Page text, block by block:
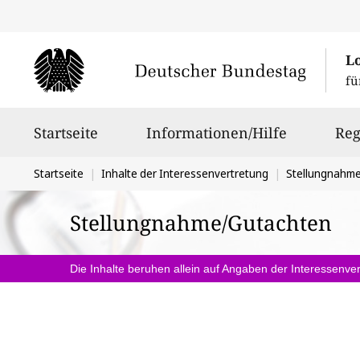
Startseite Informationen/Hilfe
Sie
befinden
sich
hier:
Startseite Inhalte der Interessenvertretung
Stellungnahme/Gutachten
Die Inhalte beruhen allein auf Angaben der